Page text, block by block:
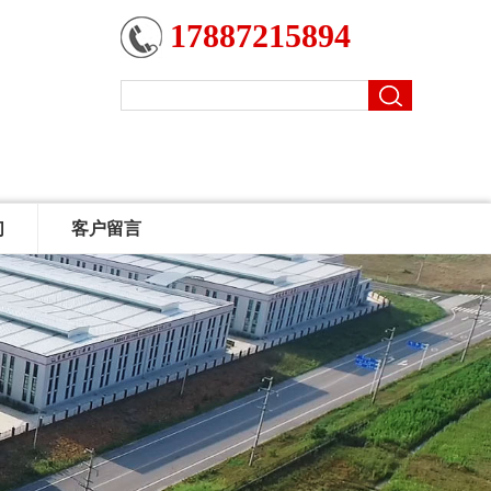
17887215894
客户留言